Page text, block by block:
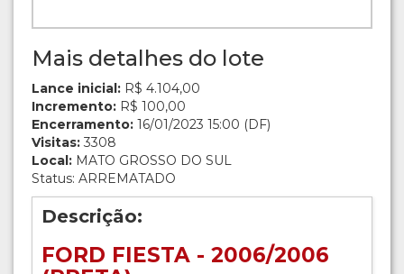
Mais detalhes do lote
Lance inicial: R$ 4.104,00
Incremento: R$ 100,00
Encerramento: 16/01/2023 15:00 (DF)
Visitas: 3308
Local: MATO GROSSO DO SUL
Status: ARREMATADO
Descrição:
FORD FIESTA - 2006/2006